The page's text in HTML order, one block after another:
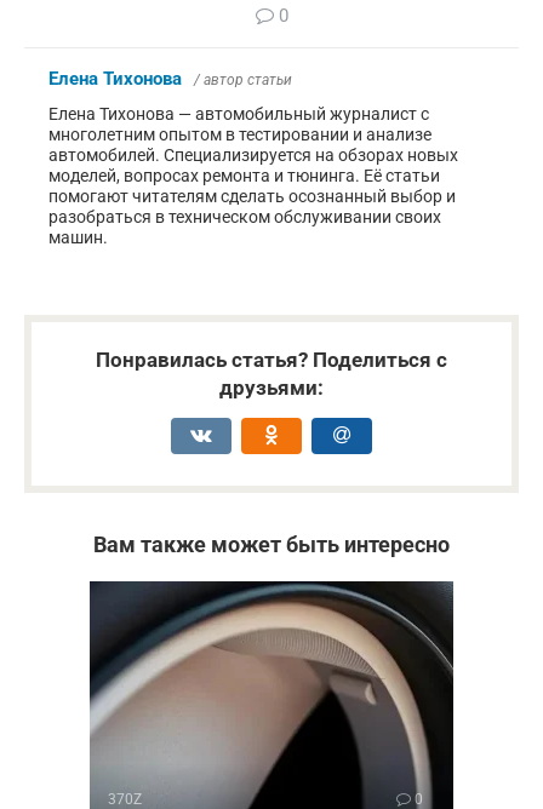
0
Елена Тихонова / автор статьи
Елена Тихонова — автомобильный журналист с
многолетним опытом в тестировании и анализе
автомобилей. Специализируется на обзорах новых
моделей, вопросах ремонта и тюнинга. Её статьи
помогают читателям сделать осознанный выбор и
разобраться в техническом обслуживании своих
машин.
Понравилась статья? Поделиться с
друзьями:
Вам также может быть интересно
370Z 0